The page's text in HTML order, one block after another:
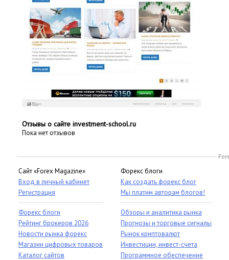
Отзывы о сайте investment-school.ru
Пока нет отзывов
Сайт «Forex Magazine»
Вход в личный кабинет
Регистрация
Форекс блоги
Рейтинг брокеров 2026
Новости рынка форекс
Магазин цифровых товаров
Каталог сайтов
Форекс блоги
Как создать форекс блог
Мы платим авторам блогов!
Обзоры и аналитика рынка
Прогнозы и торговые сигналы
Рынок криптовалют
Инвестиции, инвест-счета
Программное обеспечение